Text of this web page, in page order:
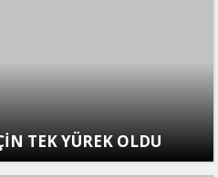
TEK YÜREK OLDU